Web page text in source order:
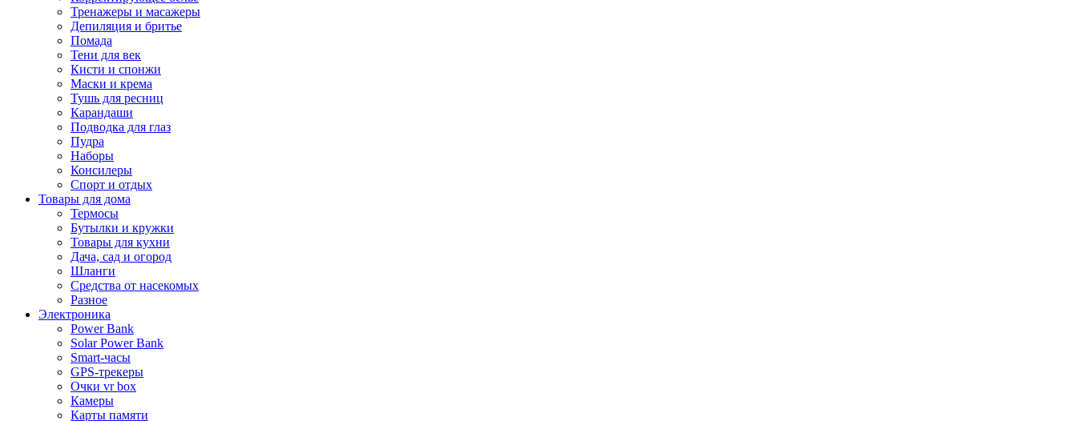
Тренажеры и масажеры
Депиляция и бритье
Помада
Тени для век
Кисти и спонжи
Маски и крема
Тушь для ресниц
Карандаши
Подводка для глаз
Пудра
Наборы
Консилеры
Спорт и отдых
Товары для дома
Термосы
Бутылки и кружки
Товары для кухни
Дача, сад и огород
Шланги
Средства от насекомых
Разное
Электроника
Power Bank
Solar Power Bank
Smart-часы
GPS-трекеры
Очки vr box
Камеры
Карты памяти